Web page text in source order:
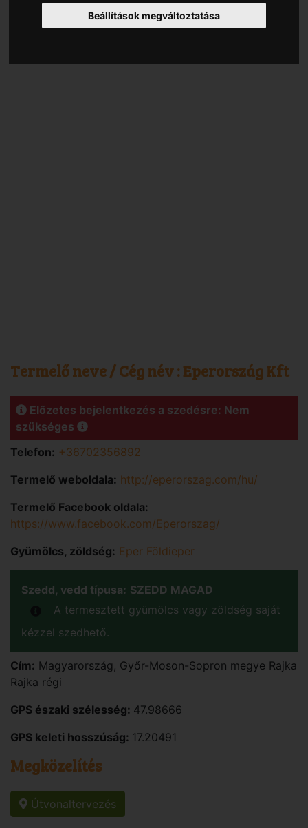
Beállítások megváltoztatása
Termelő neve / Cég név : Eperország Kft
Előzetes bejelentkezés a szedésre: Nem
szükséges
Telefon: +36702356892
Termelő weboldala: http://eperorszag.com/hu/
Termelő Facebook oldala:
https://www.facebook.com/Eperorszag/
Gyümölcs, zöldség: Eper Földieper
Szedd, vedd típusa: SZEDD MAGAD
A termesztett gyümölcs vagy zöldség saját
kézzel szedhető.
Cím: Magyarország , Győr-Moson-Sopron megye Rajka
Rajka régi
GPS északi szélesség: 47.98666
GPS keleti hosszúság: 17.20491
Megközelítés
Útvonaltervezés